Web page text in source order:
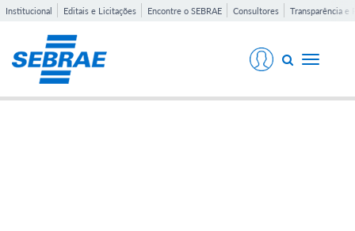
Institucional Editais e Licitações Encontre o SEBRAE Consultores Transparência e
Toggle